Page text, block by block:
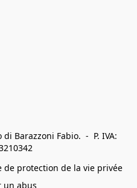
Barazzoni Fabio.  -  P. IVA:
de protection de la vie privée
un abus